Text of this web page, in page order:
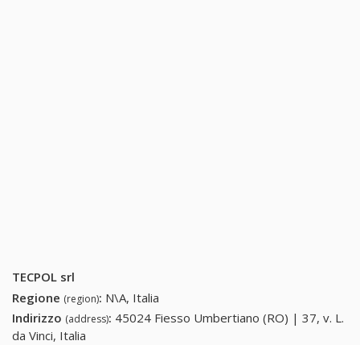
TECPOL srl
Regione (region): N\A, Italia
Indirizzo (address): 45024 Fiesso Umbertiano (RO) | 37, v. L.
da Vinci, Italia